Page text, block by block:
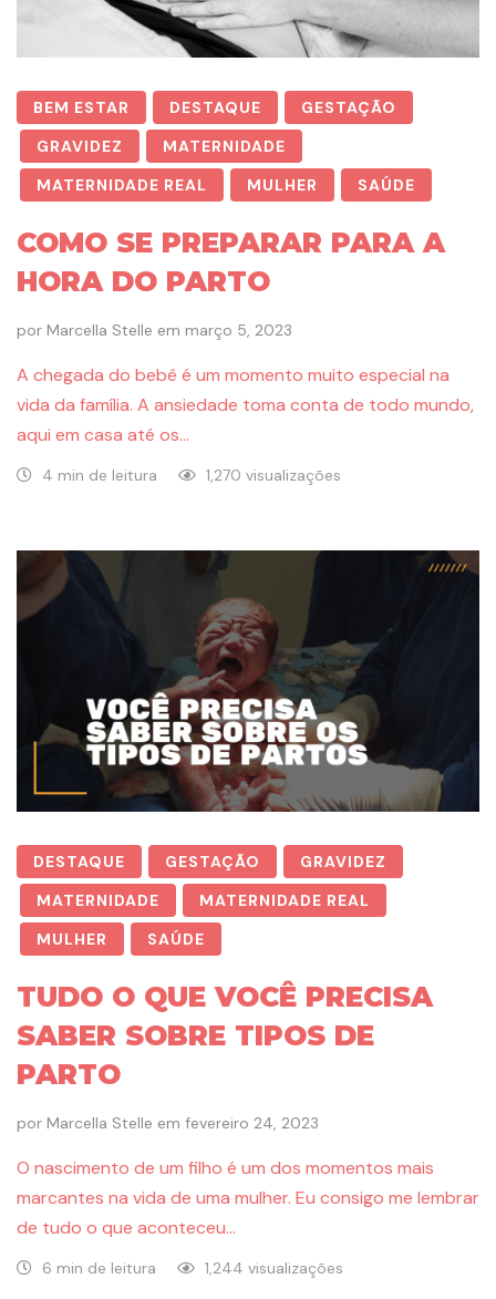
BEM ESTAR DESTAQUE
GESTAÇÃO
GRAVIDEZ
MATERNIDADE
MATERNIDADE REAL
MULHER SAÚDE
COMO SE PREPARAR PARA A
HORA DO PARTO
por Marcella Stelle em março 5, 2023
A chegada do bebê é um momento muito especial na
vida da família. A ansiedade toma conta de todo mundo,
aqui em casa até os…
4 min de leitura 1,270 visualizações
DESTAQUE GESTAÇÃO
GRAVIDEZ
MATERNIDADE
MATERNIDADE REAL
MULHER
SAÚDE
TUDO O QUE VOCÊ PRECISA
SABER SOBRE TIPOS DE
PARTO
por Marcella Stelle em fevereiro 24, 2023
O nascimento de um filho é um dos momentos mais
marcantes na vida de uma mulher. Eu consigo me lembrar
de tudo o que aconteceu…
6 min de leitura 1,244 visualizações